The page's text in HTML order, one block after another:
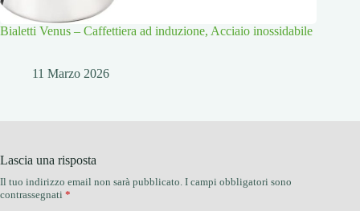
Bialetti Venus – Caffettiera ad induzione, Acciaio inossidabile
11 Marzo 2026
Lascia una risposta
Il tuo indirizzo email non sarà pubblicato. I campi obbligatori sono
contrassegnati *